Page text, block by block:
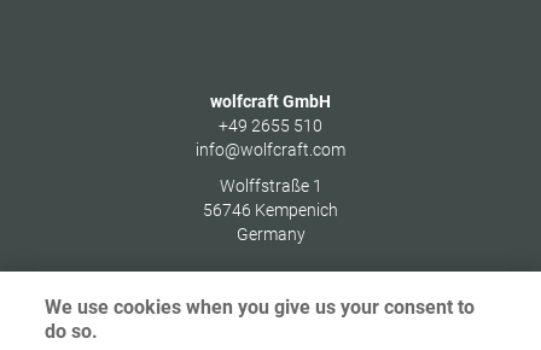
wolfcraft GmbH
+49 2655 510
info@wolfcraft.com
Wolffstraße 1
56746 Kempenich
Germany
We use cookies when you give us your consent to
do so.